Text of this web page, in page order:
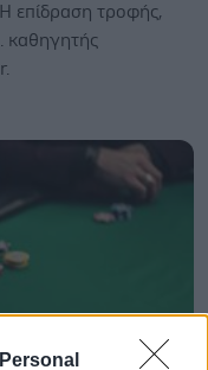
επίδραση τροφής,
καθηγητής